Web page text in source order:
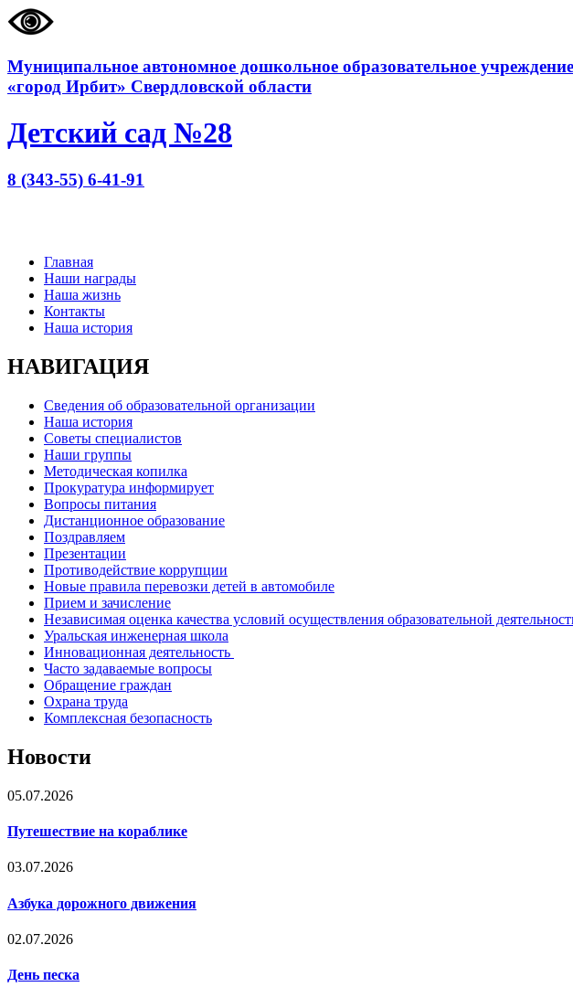
Муниципальное автономное дошкольное образовательное
«город Ирбит» Свердловской области
Детский сад №28
8 (343-55) 6-41-91
Главная
Наши награды
Наша жизнь
Контакты
Наша история
НАВИГАЦИЯ
Сведения об образовательной организации
Наша история
Советы специалистов
Наши группы
Методическая копилка
Прокуратура информирует
Вопросы питания
Дистанционное образование
Поздравляем
Презентации
Противодействие коррупции
Новые правила перевозки детей в автомобиле
Прием и зачисление
Независимая оценка качества условий осуществления образовательной
Уральская инженерная школа
Инновационная деятельность
Часто задаваемые вопросы
Обращение граждан
Охрана труда
Комплексная безопасность
Новости
05.07.2026
Путешествие на кораблике
03.07.2026
Азбука дорожного движения
02.07.2026
День песка